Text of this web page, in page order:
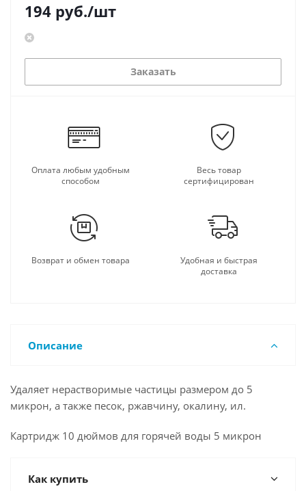
194 руб./шт
Заказать
Оплата любым удобным
способом
Весь товар
сертифицирован
Возврат и обмен товара
Удобная и быстрая
доставка
Описание
Удаляет нерастворимые частицы размером до 5
микрон, а также песок, ржавчину, окалину, ил.
Картридж 10 дюймов для горячей воды 5 микрон
Как купить